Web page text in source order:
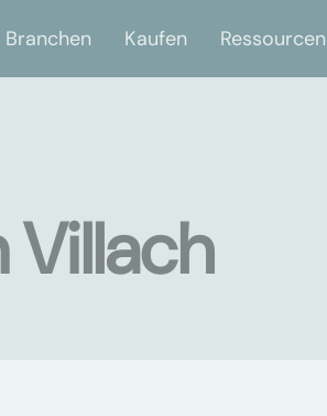
Branchen Kaufen Ressourcen